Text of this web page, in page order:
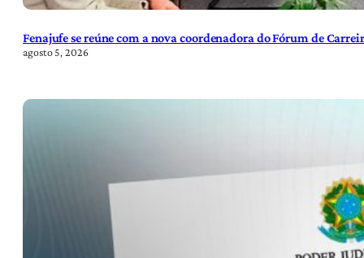
Fenajufe se reúne com a nova coordenadora do Fórum de
agosto 5, 2026